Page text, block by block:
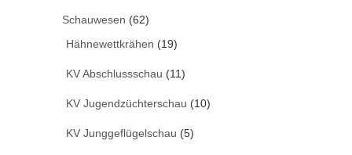
Schauwesen (62)
Hähnewettkrähen (19)
KV Abschlussschau (11)
KV Jugendzüchterschau (10)
KV Junggeflügelschau (5)